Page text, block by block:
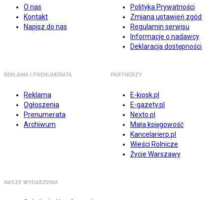
O nas
Kontakt
Napisz do nas
Polityka Prywatności
Zmiana ustawień zgód
Regulamin serwisu
Informacje o nadawcy
Deklaracja dostępności
REKLAMA I PRENUMERATA
Reklama
Ogłoszenia
Prenumerata
Archiwum
PARTNERZY
E-kiosk.pl
E-gazety.pl
Nexto.pl
Mała księgowość
Kancelarierp.pl
Wieści Rolnicze
Życie Warszawy
NASZE WYDARZENIA